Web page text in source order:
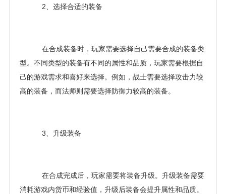
2、选择合适的装备
在合成装备时，玩家需要选择自己需要合成的装备类
型。不同类型的装备有不同的属性和品质，玩家需要根据自
己的游戏需求和喜好来选择。例如，战士需要选择攻击力较
高的装备，而法师则需要选择防御力较高的装备。
3、升级装备
在合成完成后，玩家需要将装备升级。升级装备需要
消耗游戏内货币和经验值，升级后装备会提升属性和品质。